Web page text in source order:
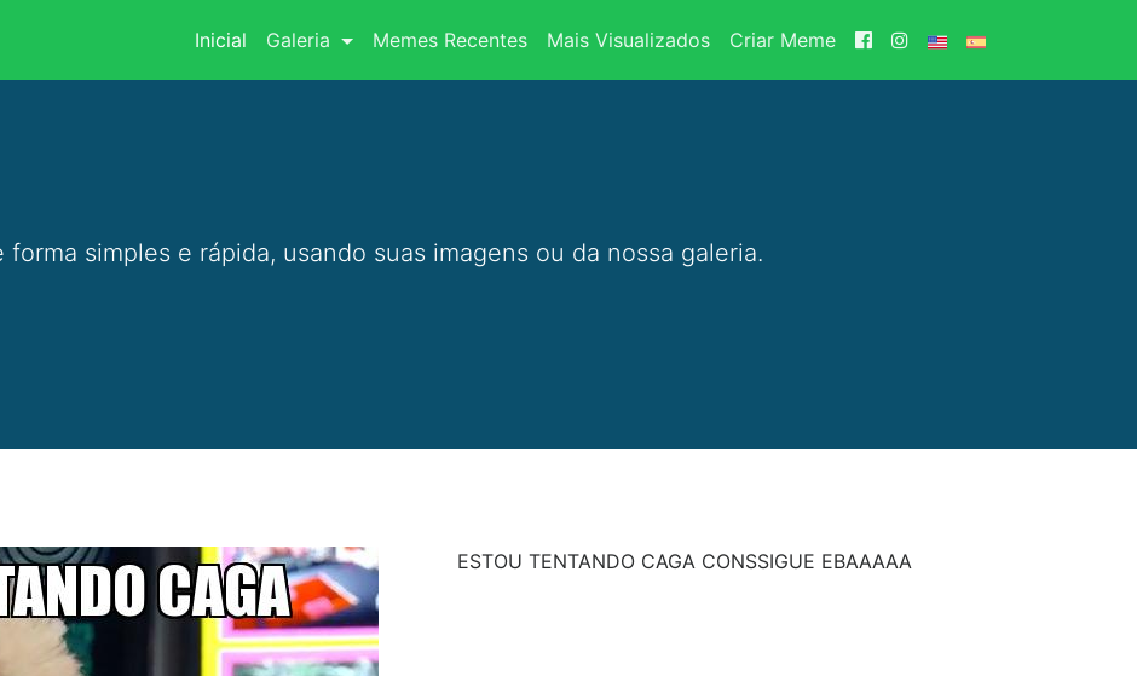
Inicial(current)
Galeria Memes Recentes Mais Visualizados Criar Meme
simples e rápida, usando suas imagens ou da nossa galeria.
ESTOU TENTANDO CAGA CONSSIGUE EBAAAAA